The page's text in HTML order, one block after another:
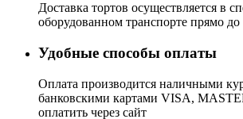
Доставка тортов осуществляется в
оборудованном транспорте прямо
Удобные способы оплаты
Оплата производится наличными
банковскими картами VISA,
оплатить через сайт